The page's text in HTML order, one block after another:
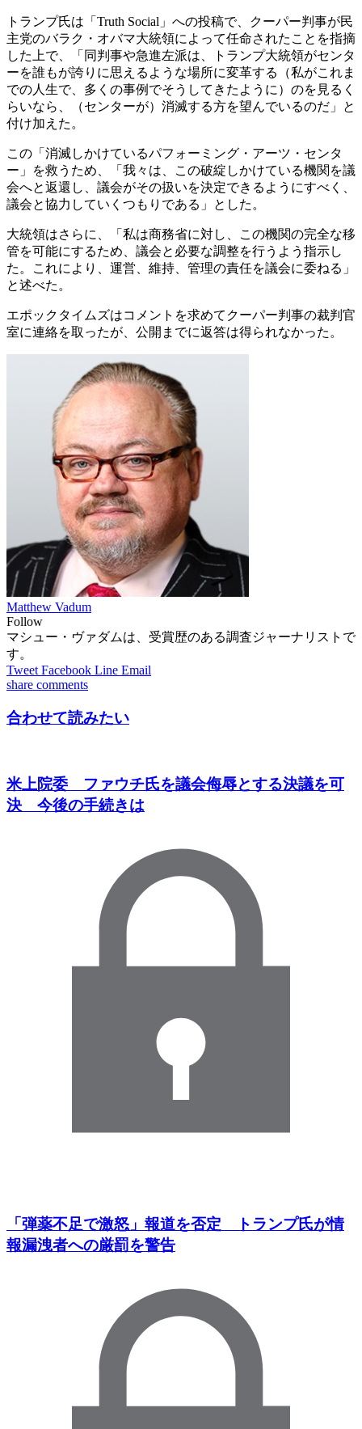
トランプ氏は「Truth Social」への投稿で、クーパー判事が民
主党のバラク・オバマ大統領によって任命されたことを指摘
した上で、「同判事や急進左派は、トランプ大統領がセンタ
ーを誰もが誇りに思えるような場所に変革する（私がこれま
での人生で、多くの事例でそうしてきたように）のを見るく
らいなら、（センターが）消滅する方を望んでいるのだ」と
付け加えた。
この「消滅しかけているパフォーミング・アーツ・センタ
ー」を救うため、「我々は、この破綻しかけている機関を議
会へと返還し、議会がその扱いを決定できるようにすべく、
議会と協力していくつもりである」とした。
大統領はさらに、「私は商務省に対し、この機関の完全な移
管を可能にするため、議会と必要な調整を行うよう指示し
た。これにより、運営、維持、管理の責任を議会に委ねる」
と述べた。
エポックタイムズはコメントを求めてクーパー判事の裁判官
室に連絡を取ったが、公開までに返答は得られなかった。
Matthew Vadum
Follow
マシュー・ヴァダムは、受賞歴のある調査ジャーナリストで
す。
Tweet Facebook Line Email
share comments
合わせて読みたい
米上院委 ファウチ氏を議会侮辱とする決議を可
決 今後の手続きは
「弾薬不足で激怒」報道を否定 トランプ氏が情
報漏洩者への厳罰を警告